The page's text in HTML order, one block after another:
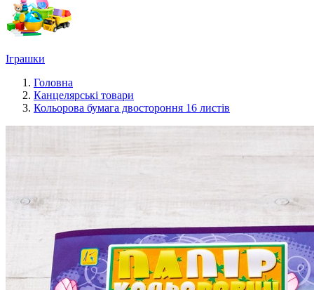
Іграшки
Головна
Канцелярські товари
Кольорова бумага двостороння 16 листів